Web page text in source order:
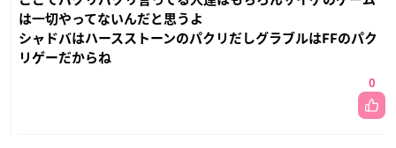
は一切やってないんだと思うよ
シャドバはハースストーンのパクリだしグラブルはFFのパク
リゲーだからね
0